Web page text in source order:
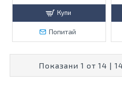
Купи
Попитай
Показани 1 от 14 |